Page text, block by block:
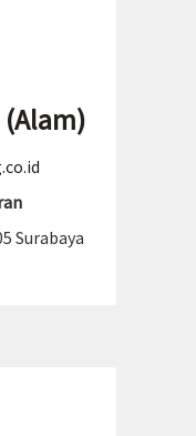
(Alam)
Surabaya